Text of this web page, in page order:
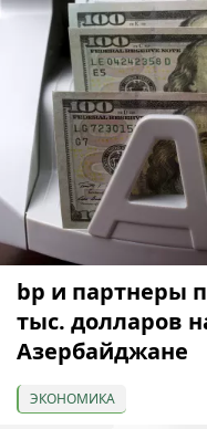
bp и партнеры
тыс. долларов
Азербайджане
ЭКОНОМИКА